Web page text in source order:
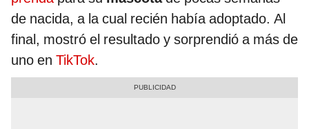
de nacida, a la cual recién había adoptado. Al
final, mostró el resultado y sorprendió a más de
uno en TikTok.